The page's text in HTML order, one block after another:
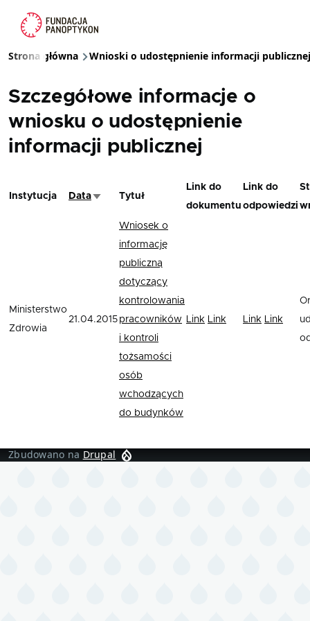
Ścieżka nawigacyjna
Strona główna Wnioski o udostępnienie informacji publicznej
Szczegółowe informacje o
wniosku o udostępnienie
informacji publicznej
Instytucja DataSortuj rosnąco
Tytuł
Link do
dokumentu
Link do
odpowiedzi
Ministerstwo
Zdrowia
21.04.2015
Wniosek o
informację
publiczną
dotyczący
kontrolowania
pracowników
i kontroli
tożsamości
osób
wchodzących
do budynków
Link Link Link Link
Zbudowano na Drupal